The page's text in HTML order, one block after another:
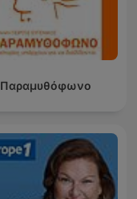
Παραμυθόφωνο